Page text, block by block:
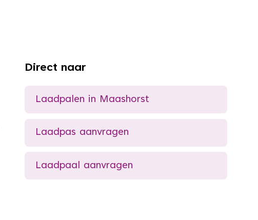
Direct naar
Laadpalen in Maashorst
Laadpas aanvragen
Laadpaal aanvragen